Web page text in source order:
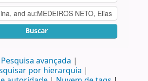
Buscar
Pesquisa avançada
por hierarquia